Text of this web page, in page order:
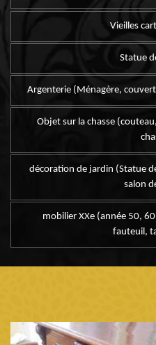
Vieilles
Statue
Argenterie (Ménagère,
Objet sur la chasse
décoration de jardin (Statue
salon
mobilier XXe (année 50,
fauteuil,